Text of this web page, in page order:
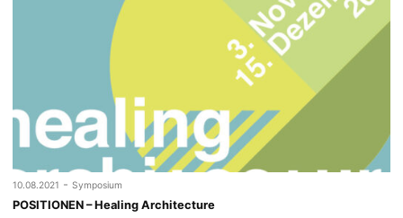
10.08.2021 - Symposium
POSITIONEN – Healing Architecture